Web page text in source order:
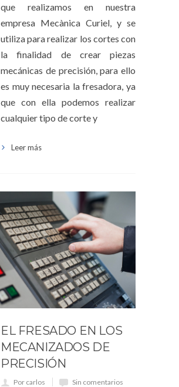
que realizamos en nuestra
empresa Mecànica Curiel, y se
utiliza para realizar los cortes con
la finalidad de crear piezas
mecánicas de precisión, para ello
es muy necesaria la fresadora, ya
que con ella podemos realizar
cualquier tipo de corte y
Leer más
EL FRESADO EN LOS
MECANIZADOS DE
PRECISIÓN
Por carlos
Sin comentarios